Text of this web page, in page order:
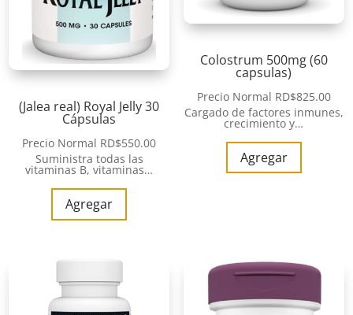
(Jalea real) Royal Jelly 30
Cápsulas
Precio Normal RD$550.00
Suministra todas las
vitaminas B, vitaminas…
Agregar
Colostrum 500mg (60
capsulas)
Precio Normal RD$825.00
Cargado de factores inmunes,
crecimiento y…
Agregar